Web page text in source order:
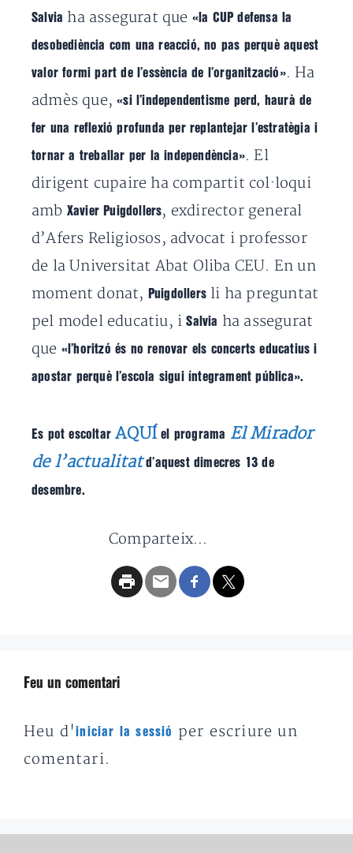
Salvia ha assegurat que «la CUP defensa la
desobediència com una reacció, no pas perquè aquest
valor formi part de l’essència de l’organització». Ha
admès que,«si l’independentisme perd, haurà de
fer una reflexió profunda per replantejar l’estratègia i
tornar a treballar per la independència». El
dirigent cupaire ha compartit col·loqui
amb Xavier Puigdollers, exdirector general
d’Afers Religiosos, advocat i professor
de la Universitat Abat Oliba CEU. En un
moment donat,
Puigdollers li ha preguntat
pel model educatiu, iSalvia ha assegurat
que «l’horitzó és no renovar els concerts educatius i
apostar perquè l’escola sigui íntegrament pública».
Es pot escoltarAQUÍ el programa El Mirador
de l’actualitatd’aquest dimecres 13 de
desembre.
Comparteix...
Feu un comentari
Heu d'iniciar la sessió
per escriure un
comentari.